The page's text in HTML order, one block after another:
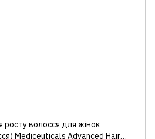
волосся для жінок
Mediceuticals Advanced Hair